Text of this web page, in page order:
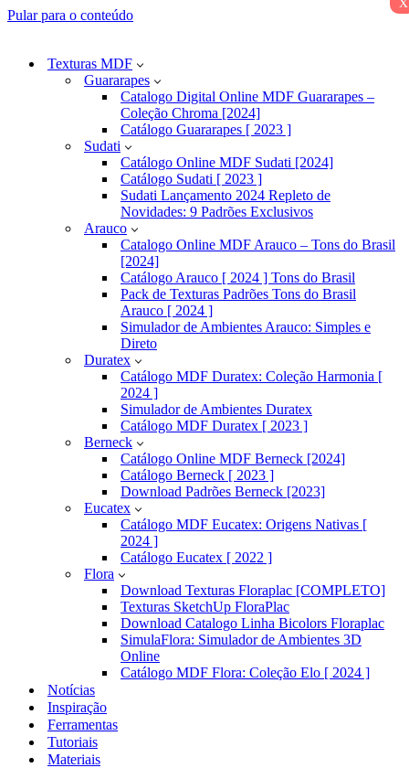
Pular para o conteúdo
Texturas MDF
Guararapes
Catalogo Digital Online MDF Guararapes –
Coleção Chroma [2024]
Catálogo Guararapes [ 2023 ]
Sudati
Catálogo Online MDF Sudati [2024]
Catálogo Sudati [ 2023 ]
Sudati Lançamento 2024 Repleto de
Novidades: 9 Padrões Exclusivos
Arauco
Catalogo Online MDF Arauco – Tons do Brasil
[2024]
Catálogo Arauco [ 2024 ] Tons do Brasil
Pack de Texturas Padrões Tons do Brasil
Arauco [ 2024 ]
Simulador de Ambientes Arauco: Simples e
Direto
Duratex
Catálogo MDF Duratex: Coleção Harmonia [
2024 ]
Simulador de Ambientes Duratex
Catálogo MDF Duratex [ 2023 ]
Berneck
Catálogo Online MDF Berneck [2024]
Catálogo Berneck [ 2023 ]
Download Padrões Berneck [2023]
Eucatex
Catálogo MDF Eucatex: Origens Nativas [
2024 ]
Catálogo Eucatex [ 2022 ]
Flora
Download Texturas Floraplac [COMPLETO]
Texturas SketchUp FloraPlac
Download Catalogo Linha Bicolors Floraplac
SimulaFlora: Simulador de Ambientes 3D
Online
Catálogo MDF Flora: Coleção Elo [ 2024 ]
Notícias
Inspiração
Ferramentas
Tutoriais
Materiais